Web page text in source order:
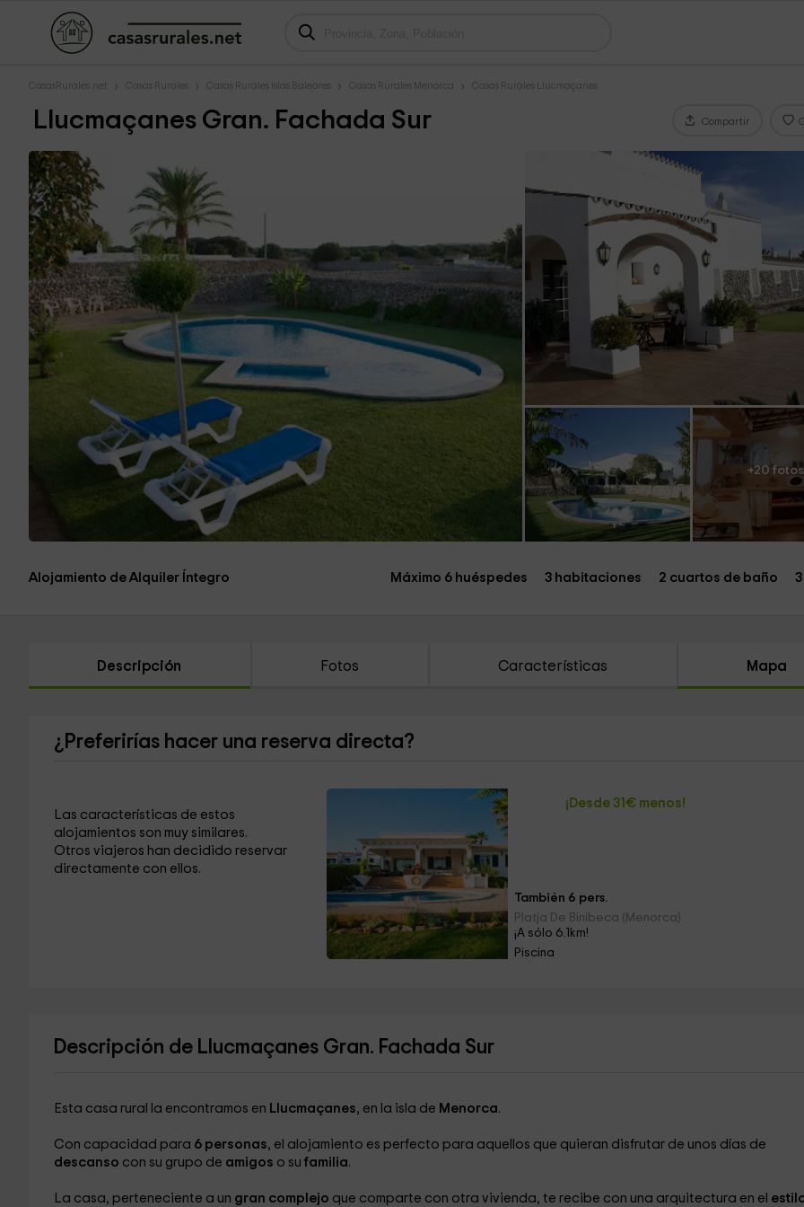
CasasRurales.net Casas Rurales Casas Rurales Islas Baleares Casas Rurales Menorca Casas Rurales Llucmaçanes
Llucmaçanes Gran. Fachada Sur Compartir
+20 fotos
Alojamiento de Alquiler Íntegro Máximo 6 huéspedes 3 habitaciones 2 cuartos de baño
Descripción Fotos Características Mapa
¿Preferirías hacer una reserva directa?
Las características de estos
alojamientos son muy similares.
Otros viajeros han decidido reservar
directamente con ellos.
¡Desde 31€ menos!
También 6 pers.
Platja De Binibeca (Menorca)
¡A sólo 6.1km!
Piscina
Descripción de Llucmaçanes Gran. Fachada Sur
Esta casa rural la encontramos en Llucmaçanes, en la isla de Menorca.
Con capacidad para 6 personas, el alojamiento es perfecto para aquellos que quieran disfrutar de unos días de
descanso con su grupo de amigos o su familia.
La casa, perteneciente a un gran complejo que comparte con otra vivienda, te recibe con una arquitectura en el